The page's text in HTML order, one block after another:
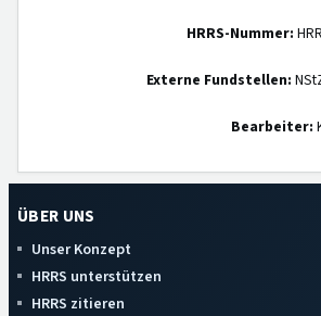
HRRS-Nummer:
Externe Fundstellen:
Bearbeiter:
ÜBER UNS
Unser Konzept
HRRS unterstützen
HRRS zitieren